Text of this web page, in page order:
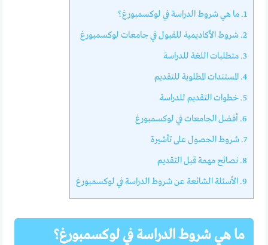
1. ما هي شروط الدراسة في لوكسمبورغ؟
2. شروط الأكاديمية للقبول في جامعات لوكسمبورغ
3. متطلبات اللغة للدراسة
4. المستندات المطلوبة للتقديم
5. خطوات التقديم للدراسة
6. أفضل الجامعات في لوكسمبورغ
7. شروط الحصول على تأشيرة
8. نصائح مهمة قبل التقديم
9. الأسئلة الشائعة عن شروط الدراسة في لوكسمبورغ
ما هي شروط الدراسة في لوكسمبورغ؟